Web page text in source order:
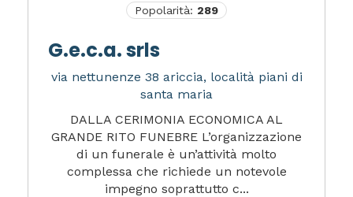
Popolarità: 289
G.e.c.a. srls
via nettunenze 38 ariccia, località piani di
santa maria
DALLA CERIMONIA ECONOMICA AL
GRANDE RITO FUNEBRE L’organizzazione
di un funerale è un’attività molto
complessa che richiede un notevole
impegno soprattutto c...